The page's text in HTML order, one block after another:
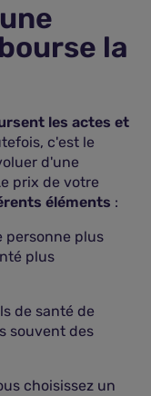
la
les actes et
c'est le
d'une
prix de votre
éléments :
personne plus
plus
de santé de
souvent des
choisissez un